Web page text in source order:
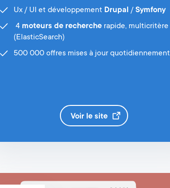
Ux / UI et développement Drupal / Symfony
4 moteurs de recherche rapide, multicritère
(ElasticSearch)
500 000 offres mises à jour quotidiennement
Voir le site